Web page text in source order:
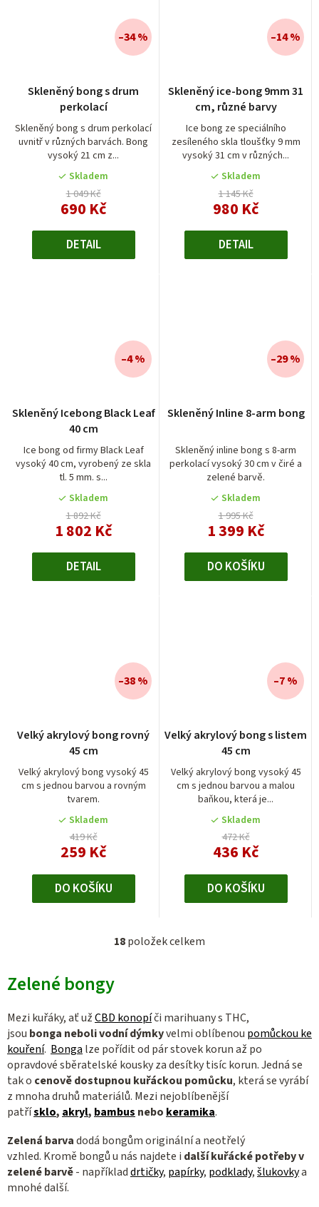
Skleněný bong s drum
perkolací
Skleněný bong s drum perkolací
uvnitř v různých barvách. Bong
vysoký 21 cm z...
Skladem
1 049 Kč
690 Kč
–34 %
DETAIL
Skleněný ice-bong 9mm 31
cm, různé barvy
Ice bong ze speciálního
zesíleného skla tloušťky 9 mm
vysoký 31 cm v různých...
hodnocení
produktu
je
4,6
z
5
hvězdiček.
Skladem
1 145 Kč
980 Kč
–14 %
DETAIL
Skleněný Icebong Black Leaf
40 cm
Ice bong od firmy Black Leaf
vysoký 40 cm, vyrobený ze skla
tl. 5 mm. s...
Skladem
1 892 Kč
1 802 Kč
–4 %
DETAIL
Skleněný Inline 8-arm bong
Skleněný inline bong s 8-arm
perkolací vysoký 30 cm v čiré a
zelené barvě.
hodnocení
je
5,0
z
5
hvězdiček.
Skladem
1 995 Kč
1 399 Kč
–29 %
DO KOŠÍKU
Velký akrylový bong rovný
45 cm
Velký akrylový bong vysoký 45
cm s jednou barvou a rovným
tvarem.
Skladem
419 Kč
259 Kč
–38 %
DO KOŠÍKU
Velký akrylový bong s listem
45 cm
Velký akrylový bong vysoký 45
cm s jednou barvou a malou
baňkou, která je...
Skladem
472 Kč
436 Kč
–7 %
DO KOŠÍKU
O
d
a
c
í
p
r
v
k
y
v
18položek celkem
Zelené bongy
Mezi kuřáky, ať užCBD konopíči marihuany s THC,
jsou bonga neboli vodní dýmkyvelmi oblíbenou pomůckou ke
kouření. Bongalze pořídit od pár stovek korun až po
opravdové sběratelské kousky za desítky tisíc korun. Jedná se
tako cenově dostupnou kuřáckou pomůcku, která se vyrábí
z mnoha druhů materiálů. Mezi nejoblíbenější
patřísklo,akryl,bambusnebokeramika.
Zelená barvadodá bongům originální a neotřelý
vzhled. Kromě bongů u nás najdete i další kuřácké potřeby v
zelené barvě- napříkladdrtičky, papírky, podklady,šlukovkya
mnohé další.